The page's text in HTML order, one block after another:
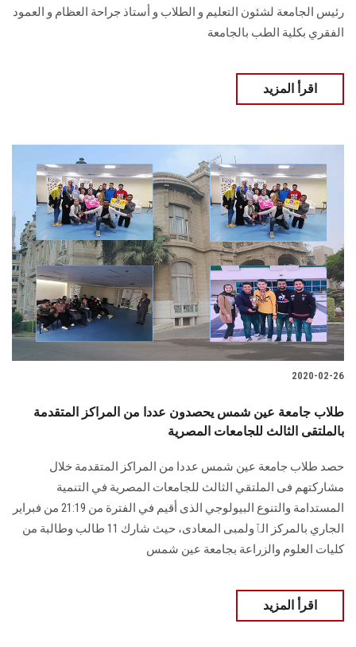
رئيس الجامعة لشئون التعليم و الطلاب و أستاذ جراحة العظام و العمود
الفقري بكلية الطب بالجامعة
اقرأ المزيد
2020-02-26
طلاب جامعة عين شمس يحصدون عددا من المراكز المتقدمة
بالملتقى الثالث للجامعات المصرية
حصد طلاب جامعة عين شمس عددا من المراكز المتقدمة خلال
مشاركتهم فى الملتقي الثالث للجامعات المصرية في التنمية
المستدامة والتنوع البيولوجي الذى أقيم في الفترة من 21:19 من فبراير
الجاري بالمركز الٱولمبى المعادى، حيث شارك 11 طالب وطالبة من
كليات العلوم والزراعة بجامعة عين شمس
اقرأ المزيد